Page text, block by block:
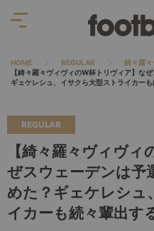
HOME REGULAR
綺々羅
【綺々羅々ヴィヴィのW杯トリヴィア】な
ギェケレシュ、イサクら大型ストライカー
REGULAR
【綺々羅々ヴィヴ
ぜスウェーデンは予
めた？ギェケレシュ
イカーも続々輩出す